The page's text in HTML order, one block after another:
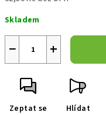
cena:
Skladem
+
−
Zeptat se Hlídat